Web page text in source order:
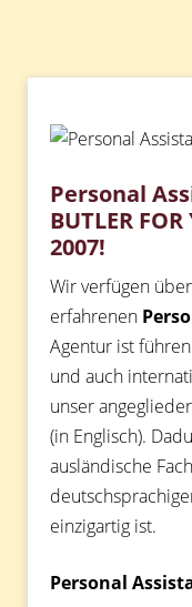
Personal
BUTLER FOR
2007!
Wir verfügen
erfahrenen
Agentur ist
und auch
unser
(in Englisch).
ausländische
einzigartig ist.
Personal